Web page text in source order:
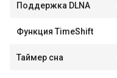
Поддержка DLNA
Функция TimeShift
Таймер сна